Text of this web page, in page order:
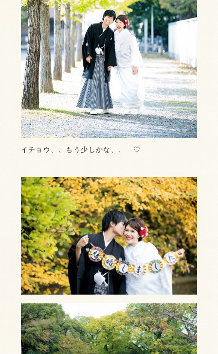
イチョウ、、もう少しかな、、 ♡